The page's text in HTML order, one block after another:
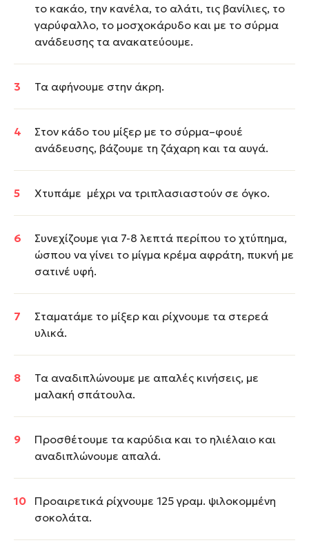
το κακάο, την κανέλα, το αλάτι, τις βανίλιες, το
γαρύφαλλο, το μοσχοκάρυδο και με το σύρμα
ανάδευσης τα ανακατεύουμε.
Τα αφήνουμε στην άκρη.
Στον κάδο του μίξερ με το σύρμα–φουέ
ανάδευσης, βάζουμε τη ζάχαρη και τα αυγά.
Χτυπάμε μέχρι να τριπλασιαστούν σε όγκο.
Συνεχίζουμε για 7-8 λεπτά περίπου το χτύπημα,
ώσπου να γίνει το μίγμα κρέμα αφράτη, πυκνή με
σατινέ υφή.
Σταματάμε το μίξερ και ρίχνουμε τα στερεά
υλικά.
Τα αναδιπλώνουμε με απαλές κινήσεις, με
μαλακή σπάτουλα.
Προσθέτουμε τα καρύδια και το ηλιέλαιο και
αναδιπλώνουμε απαλά.
Προαιρετικά ρίχνουμε 125 γραμ. ψιλοκομμένη
σοκολάτα.